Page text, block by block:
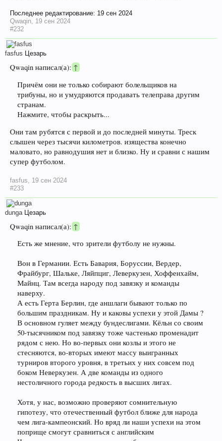
Последнее редактирование: 19 сен 2024
Qwaqin, 19 сен 2024
#232
fasfus Цезарь
Qwaqin написал(а): ↑
Причём они не только собирают болельщиков на
трибуны, но и умудряются продавать телеправа другим
странам.
Нажмите, чтобы раскрыть...
Они там рубятся с первой и до последней минуты. Треск
слышен через тысячи километров. изящества конечно
маловато, но равнодушия нет и близко. Ну и сравни с нашим
супер футболом.
fasfus
19 сен 2024
#233
dunga Цезарь
Qwaqin написал(а):↑
Есть же мнение, что зрители футболу не нужны.
Вон в Германии. Есть Бавария, Боруссии, Вердер,
Фрайбург, Шальке, Ляйпциг, Леверкузен, Хоффенхайм,
Майнц. Там всегда народу под завязку и команды
наверху.
А есть Герта Берлин, где аншлаги бывают только по
большим праздникам. Ну и каковы успехи у этой Дамы ?
В основном гуляет между бундеслигами. Кёльн со своим
50-тысячником под завязку тоже частенько променадит
рядом с нею. Но во-первых они козлы и этого не
стесняются, во-вторых имеют массу выигранных
турниров второго уровня, в третьих у них совсем под
боком Неверкузен. А две команды из одного
нестоличного города редкость в высших лигах.
Хотя, у нас, возможно проверяют сомнительную
гипотезу, что отечественный футбол ближе для народа
чем лига-кампеонский. Но вряд ли наши успехи на этом
поприще смогут сравниться с английским